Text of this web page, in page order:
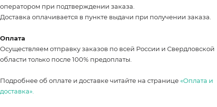
оператором при подтверждении заказа.
Доставка оплачивается в пункте выдачи при получении заказа.
Оплата
Осуществляем отправку заказов по всей России и Свердловской
области только после 100% предоплаты.
Подробнее об оплате и доставке читайте на странице«Оплата и
доставка».